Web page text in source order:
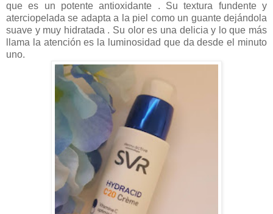
que es un potente antioxidante . Su textura fundente y
aterciopelada se adapta a la piel como un guante dejándola
suave y muy hidratada . Su olor es una delicia y lo que más
llama la atención es la luminosidad que da desde el minuto
uno.